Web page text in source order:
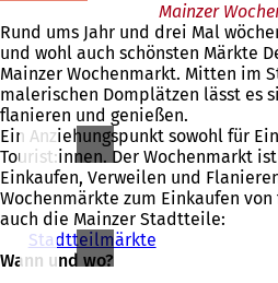
Mainzer
Rund ums Jahr und drei Mal
und wohl auch schönsten Märkte
Mainzer Wochenmarkt. Mitten im
malerischen Domplätzen lässt es
flanieren und genießen.
Ein Anziehungspunkt sowohl für
Tourist:innen. Der Wochenmarkt
Einkaufen, Verweilen und
Wochenmärkte zum Einkaufen
auch die Mainzer Stadtteile:
Stadtteilmärkte
Wann und wo?